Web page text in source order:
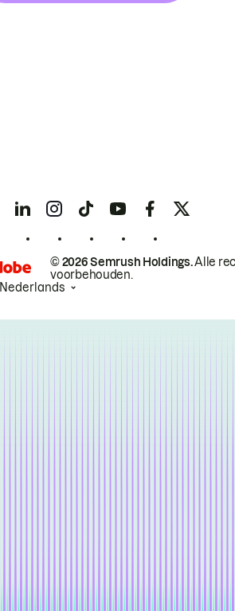
© 2026 Semrush Holdings.Alle
voorbehouden.
Nederlands